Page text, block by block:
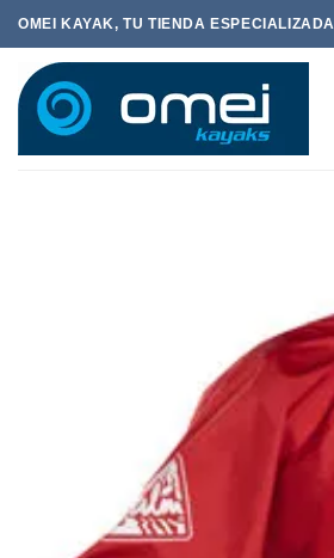
Saltar
al
contenido
OMEI KAYAK, TU TIENDA ESPECIALIZADA